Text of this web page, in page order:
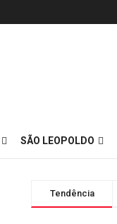
SÃO LEOPOLDO
Tendência